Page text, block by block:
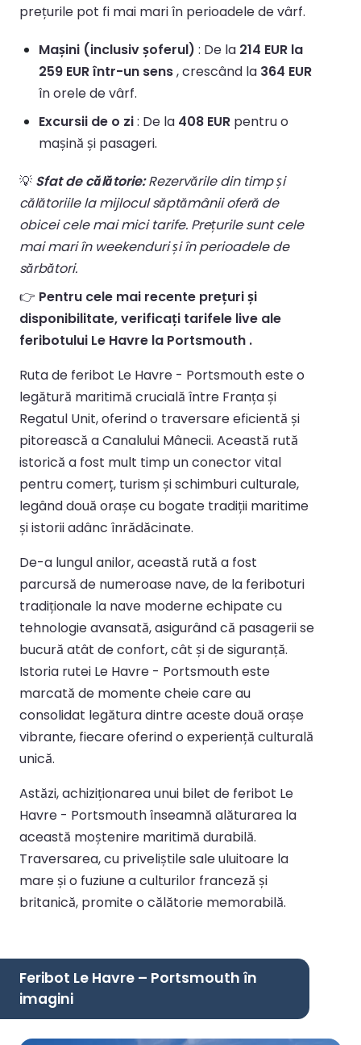
prețurile pot fi mai mari în perioadele de vârf.
Mașini (inclusiv șoferul) : De la 214 EUR la
259 EUR într-un sens, crescând la 364 EUR
în orele de vârf.
Excursii de o zi: De la 408 EUR pentru o
mașină și pasageri.
💡 Sfat de călătorie:Rezervările din timp și
călătoriile la mijlocul săptămânii oferă de
obicei cele mai mici tarife. Prețurile sunt cele
mai mari în weekenduri și în perioadele de
sărbători.
👉 Pentru cele mai recente prețuri și
disponibilitate, verificați tarifele live ale
feribotului Le Havre la Portsmouth .
Ruta de feribot Le Havre - Portsmouth este o
legătură maritimă crucială între Franța și
Regatul Unit, oferind o traversare eficientă și
pitorească a Canalului Mânecii. Această rută
istorică a fost mult timp un conector vital
pentru comerț, turism și schimburi culturale,
legând două orașe cu bogate tradiții maritime
și istorii adânc înrădăcinate.
De-a lungul anilor, această rută a fost
parcursă de numeroase nave, de la feriboturi
tradiționale la nave moderne echipate cu
tehnologie avansată, asigurând că pasagerii se
bucură atât de confort, cât și de siguranță.
Istoria rutei Le Havre - Portsmouth este
marcată de momente cheie care au
consolidat legătura dintre aceste două orașe
vibrante, fiecare oferind o experiență culturală
unică.
Astăzi, achiziționarea unui bilet de feribot Le
Havre - Portsmouth înseamnă alăturarea la
această moștenire maritimă durabilă.
Traversarea, cu priveliștile sale uluitoare la
mare și o fuziune a culturilor franceză și
britanică, promite o călătorie memorabilă.
Feribot Le Havre – Portsmouth în
imagini